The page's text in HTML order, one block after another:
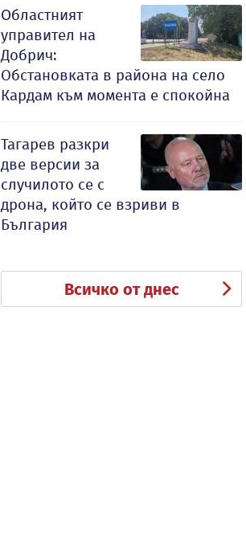
Oбластният
управител на
Добрич:
Обстановката в района на село
Кардам към момента е спокойна
Тагарев разкри
две версии за
случилото се с
дрона, който се взриви в
България
Всичко от днес